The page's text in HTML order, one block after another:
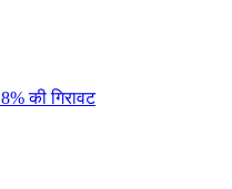
8% क गरवट